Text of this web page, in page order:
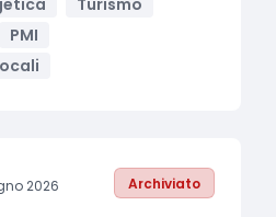
Turismo
PMI
2026 Archiviato